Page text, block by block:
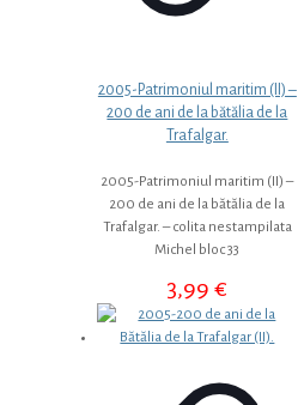
2005-Patrimoniul maritim (II) –
200 de ani de la bătălia de la
Trafalgar.
2005-Patrimoniul maritim (II) –
200 de ani de la bătălia de la
Trafalgar. – colita nestampilata
Michel bloc 33
3,99€